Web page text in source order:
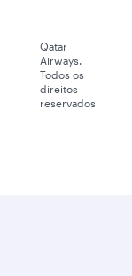
Qatar
Airways.
Todos os
direitos
reservados